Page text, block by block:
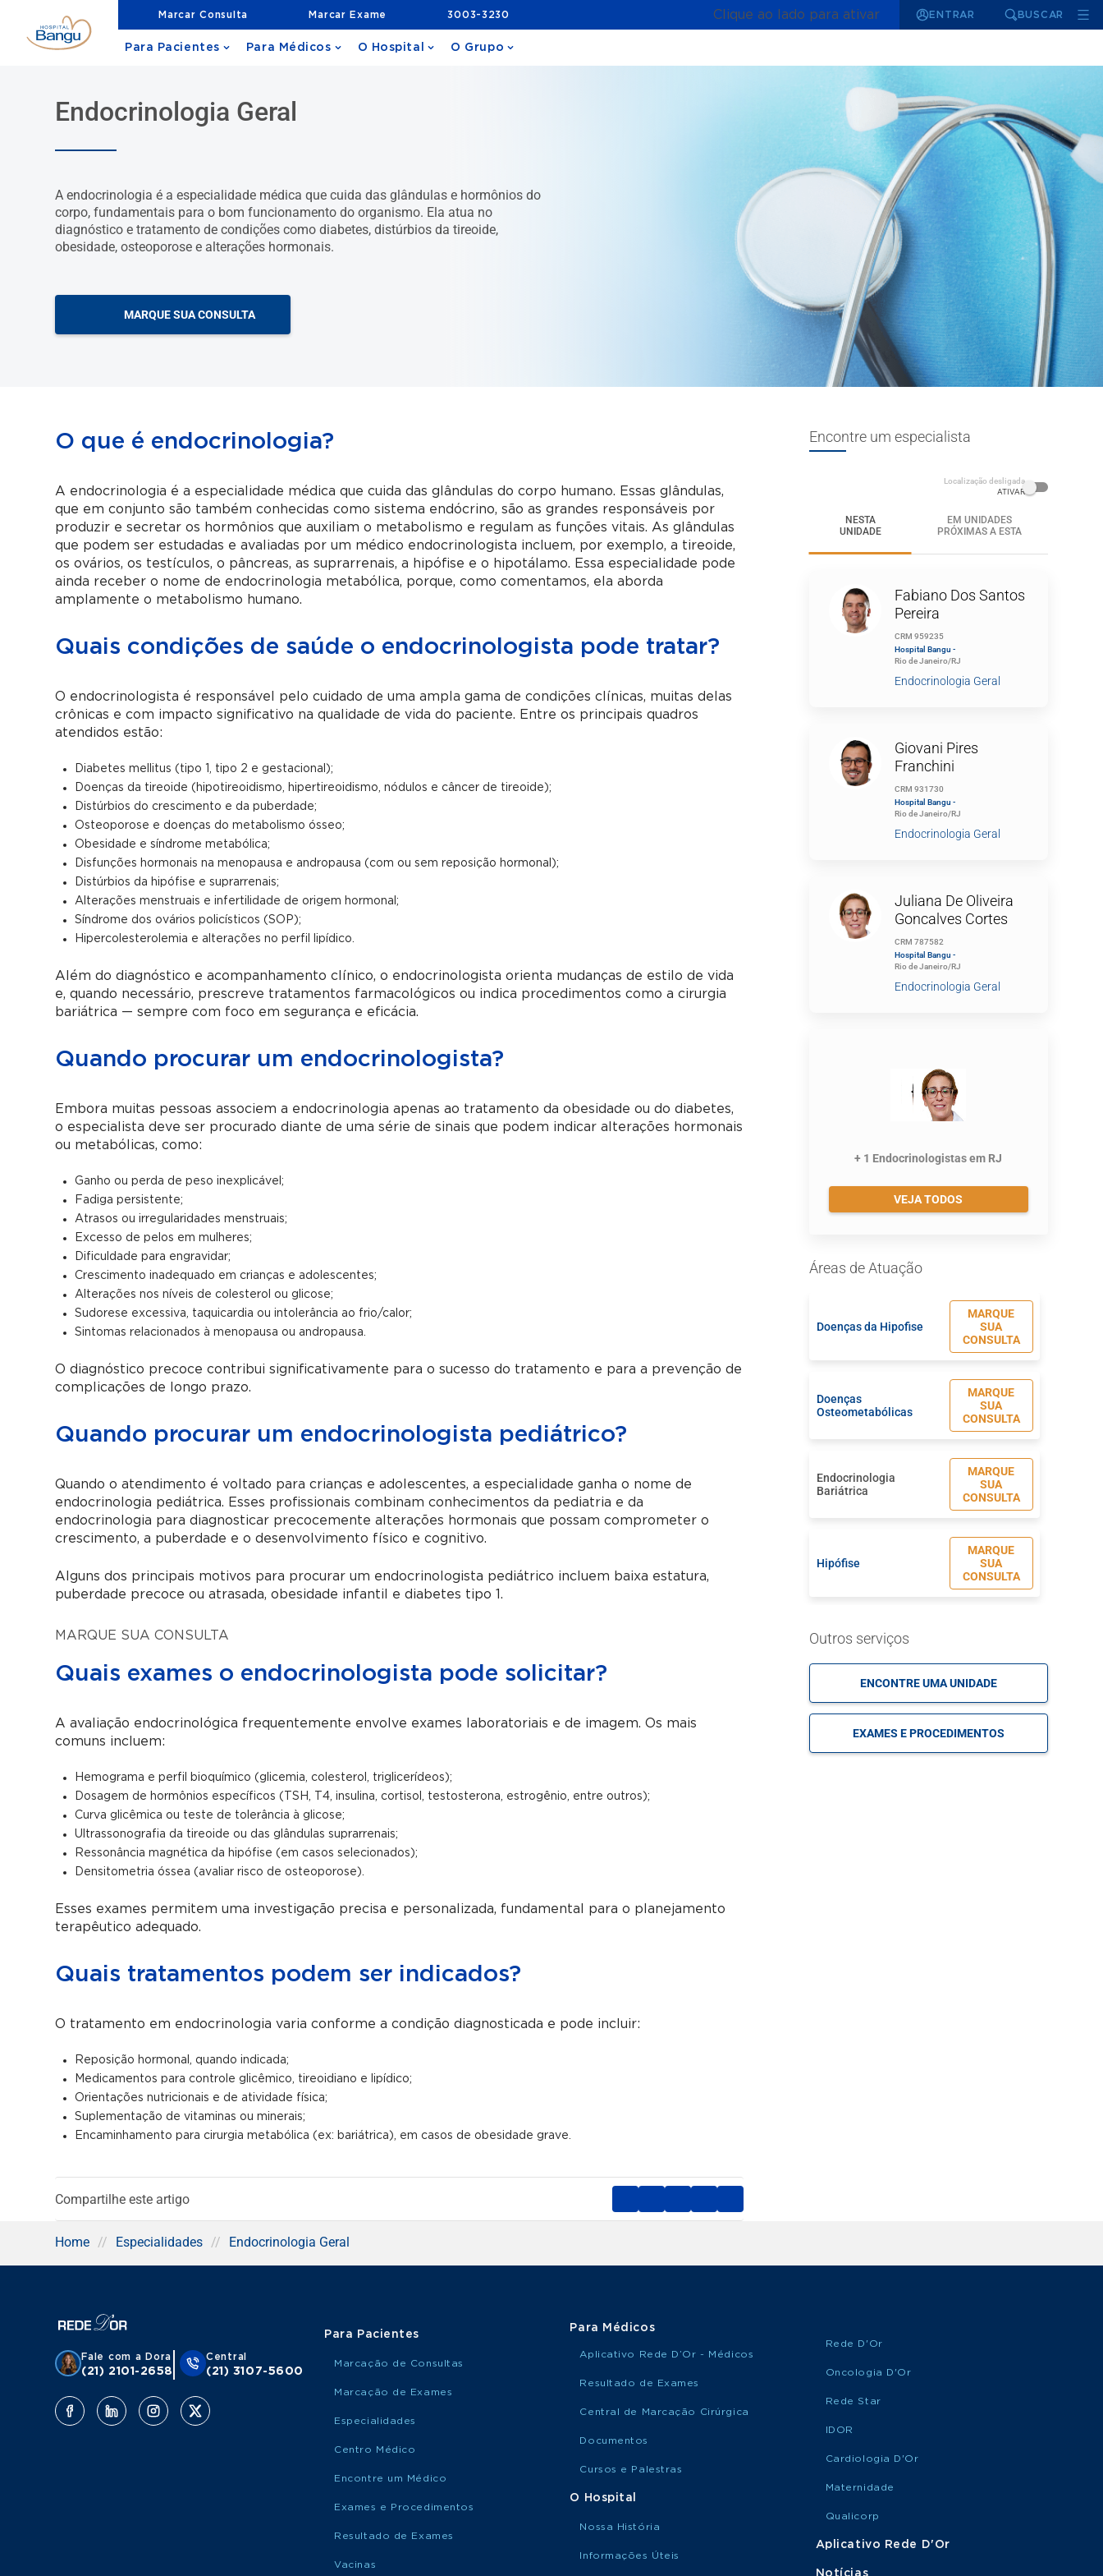
Marcar Consulta Marcar Exame 3003-3230 Clique ao lado para ativar ENTRAR BUSCAR
Para Pacientes Para Médicos O Hospital O Grupo
Endocrinologia Geral
A endocrinologia é a especialidade médica que cuida das glândulas e hormônios do
corpo, fundamentais para o bom funcionamento do organismo. Ela atua no
diagnóstico e tratamento de condições como diabetes, distúrbios da tireoide,
obesidade, osteoporose e alterações hormonais.
MARQUE SUA CONSULTA
O que é endocrinologia?
A endocrinologia é a especialidade médica que cuida das glândulas do corpo humano. Essas glândulas,
que em conjunto são também conhecidas como sistema endócrino, são as grandes responsáveis por
produzir e secretar os hormônios que auxiliam o metabolismo e regulam as funções vitais. As glândulas
que podem ser estudadas e avaliadas por um médico endocrinologista incluem, por exemplo, a tireoide,
os ovários, os testículos, o pâncreas, as suprarrenais, a hipófise e o hipotálamo. Essa especialidade pode
ainda receber o nome de endocrinologia metabólica, porque, como comentamos, ela aborda
amplamente o metabolismo humano.
Quais condições de saúde o endocrinologista pode tratar?
O endocrinologista é responsável pelo cuidado de uma ampla gama de condições clínicas, muitas delas
crônicas e com impacto significativo na qualidade de vida do paciente. Entre os principais quadros
atendidos estão:
Diabetes mellitus (tipo 1, tipo 2 e gestacional);
Doenças da tireoide (hipotireoidismo, hipertireoidismo, nódulos e câncer de tireoide);
Distúrbios do crescimento e da puberdade;
Osteoporose e doenças do metabolismo ósseo;
Obesidade e síndrome metabólica;
Disfunções hormonais na menopausa e andropausa (com ou sem reposição hormonal);
Distúrbios da hipófise e suprarrenais;
Alterações menstruais e infertilidade de origem hormonal;
Síndrome dos ovários policísticos (SOP);
Hipercolesterolemia e alterações no perfil lipídico.
Além do diagnóstico e acompanhamento clínico, o endocrinologista orienta mudanças de estilo de vida
e, quando necessário, prescreve tratamentos farmacológicos ou indica procedimentos como a cirurgia
bariátrica — sempre com foco em segurança e eficácia.
Quando procurar um endocrinologista?
Embora muitas pessoas associem a endocrinologia apenas ao tratamento da obesidade ou do diabetes,
o especialista deve ser procurado diante de uma série de sinais que podem indicar alterações hormonais
ou metabólicas, como:
Ganho ou perda de peso inexplicável;
Fadiga persistente;
Atrasos ou irregularidades menstruais;
Excesso de pelos em mulheres;
Dificuldade para engravidar;
Crescimento inadequado em crianças e adolescentes;
Alterações nos níveis de colesterol ou glicose;
Sudorese excessiva, taquicardia ou intolerância ao frio/calor;
Sintomas relacionados à menopausa ou andropausa.
O diagnóstico precoce contribui significativamente para o sucesso do tratamento e para a prevenção de
complicações de longo prazo.
Quando procurar um endocrinologista pediátrico?
Quando o atendimento é voltado para crianças e adolescentes, a especialidade ganha o nome de
endocrinologia pediátrica. Esses profissionais combinam conhecimentos da pediatria e da
endocrinologia para diagnosticar precocemente alterações hormonais que possam comprometer o
crescimento, a puberdade e o desenvolvimento físico e cognitivo.
Alguns dos principais motivos para procurar um endocrinologista pediátrico incluem baixa estatura,
puberdade precoce ou atrasada, obesidade infantil e diabetes tipo 1.
MARQUE SUA CONSULTA
Quais exames o endocrinologista pode solicitar?
A avaliação endocrinológica frequentemente envolve exames laboratoriais e de imagem. Os mais
comuns incluem:
Hemograma e perfil bioquímico (glicemia, colesterol, triglicerídeos);
Dosagem de hormônios específicos (TSH, T4, insulina, cortisol, testosterona, estrogênio, entre outros);
Curva glicêmica ou teste de tolerância à glicose;
Ultrassonografia da tireoide ou das glândulas suprarrenais;
Ressonância magnética da hipófise (em casos selecionados);
Densitometria óssea (avaliar risco de osteoporose).
Esses exames permitem uma investigação precisa e personalizada, fundamental para o planejamento
terapêutico adequado.
Quais tratamentos podem ser indicados?
O tratamento em endocrinologia varia conforme a condição diagnosticada e pode incluir:
Reposição hormonal, quando indicada;
Medicamentos para controle glicêmico, tireoidiano e lipídico;
Orientações nutricionais e de atividade física;
Suplementação de vitaminas ou minerais;
Encaminhamento para cirurgia metabólica (ex: bariátrica), em casos de obesidade grave.
Compartilhe este artigo
Encontre um especialista
Localização desligada
ATIVAR
NESTA
UNIDADE
EM UNIDADES
PRÓXIMAS A ESTA
Fabiano Dos Santos
Pereira
CRM 959235
Hospital Bangu -
Rio de Janeiro/RJ
Endocrinologia Geral
Giovani Pires
Franchini
CRM 931730
Hospital Bangu -
Rio de Janeiro/RJ
Endocrinologia Geral
Juliana De Oliveira
Goncalves Cortes
CRM 787582
Hospital Bangu -
Rio de Janeiro/RJ
Endocrinologia Geral
+ 1 Endocrinologistas em RJ
VEJA TODOS
Áreas de Atuação
Doenças da Hipofise
MARQUE
SUA
CONSULTA
Doenças
Osteometabólicas
MARQUE
SUA
CONSULTA
Endocrinologia
Bariátrica
MARQUE
SUA
CONSULTA
Hipófise
MARQUE
SUA
CONSULTA
Outros serviços
ENCONTRE UMA UNIDADE
EXAMES E PROCEDIMENTOS
Home // Especialidades // Endocrinologia Geral
Fale com a Dora
(21) 2101-2658
Central
(21) 3107-5600
Para Pacientes
Marcação de Consultas
Marcação de Exames
Especialidades
Centro Médico
Encontre um Médico
Exames e Procedimentos
Resultado de Exames
Vacinas
Para Médicos
Aplicativo Rede D’Or - Médicos
Resultado de Exames
Central de Marcação Cirúrgica
Documentos
Cursos e Palestras
O Hospital
Nossa História
Informações Úteis
Rede D'Or
Oncologia D'Or
Rede Star
IDOR
Cardiologia D'Or
Maternidade
Qualicorp
Aplicativo Rede D'Or
Notícias